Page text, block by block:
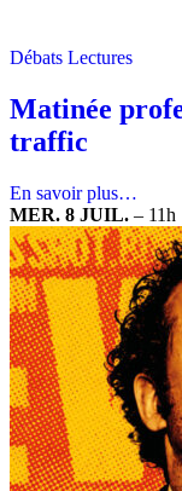
Débats Lectures
Matinée
traffic
En savoir plus…
MER. 8 JUIL. – 11h